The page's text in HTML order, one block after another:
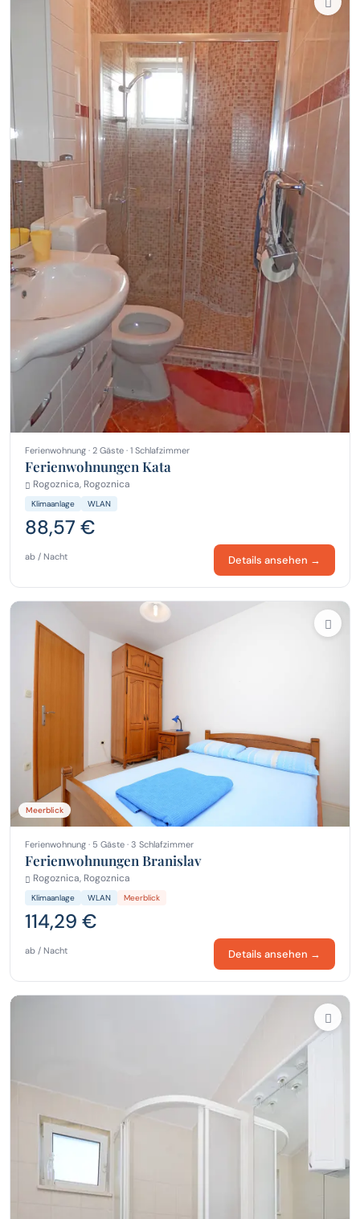
Ferienwohnung · 2 Gäste · 1 Schlafzimmer
Ferienwohnungen Kata
Rogoznica, Rogoznica
Klimaanlage WLAN
88,57 €
ab / Nacht Details ansehen →
Meerblick
Ferienwohnung · 5 Gäste · 3 Schlafzimmer
Ferienwohnungen Branislav
Rogoznica, Rogoznica
Klimaanlage WLAN Meerblick
114,29 €
ab / Nacht Details ansehen →